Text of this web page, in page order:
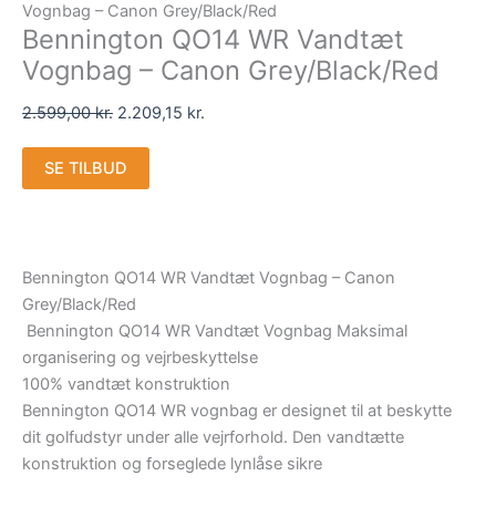
Vognbag – Canon Grey/Black/Red
Bennington QO14 WR Vandtæt
Vognbag – Canon Grey/Black/Red
2.599,00kr. 2.209,15 kr.
SE TILBUD
Bennington QO14 WR Vandtæt Vognbag – Canon
Grey/Black/Red
Bennington QO14 WR Vandtæt Vognbag Maksimal
organisering og vejrbeskyttelse
100% vandtæt konstruktion
Bennington QO14 WR vognbag er designet til at beskytte
dit golfudstyr under alle vejrforhold. Den vandtætte
konstruktion og forseglede lynlåse sikre